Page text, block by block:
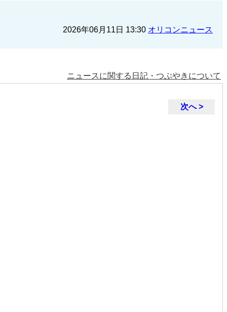
2026年06月11日 13:30 オリコンニュース
ニュースに関する日記・つぶやきについて
次へ >